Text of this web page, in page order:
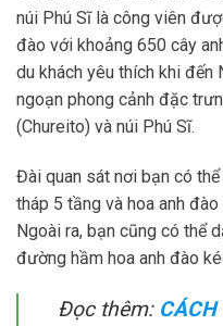
núi Phú Sĩ là công viên
đào với khoảng 650 cây
du khách yêu thích khi đến
ngoạn phong cảnh đặc
(Chureito) và núi Phú Sĩ.
Đài quan sát nơi bạn có
tháp 5 tầng và hoa anh
Ngoài ra, bạn cũng có thể
đường hầm hoa anh đào
Đọc thêm: CÁCH